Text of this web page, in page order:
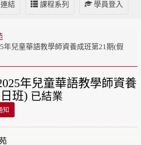
學員登入
課程系列
結
年兒童華語教學師資養成班第21期(假
年兒童華語教學師資養
班) 已結業
知